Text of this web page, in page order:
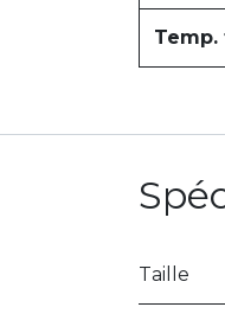
Taille